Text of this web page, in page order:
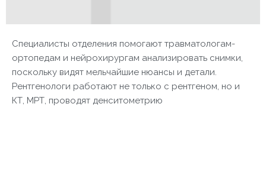
Специалисты отделения помогают травматологам-
ортопедам и нейрохирургам анализировать снимки,
поскольку видят мельчайшие нюансы и детали.
Рентгенологи работают не только с рентгеном, но и
КТ, МРТ, проводят денситометрию